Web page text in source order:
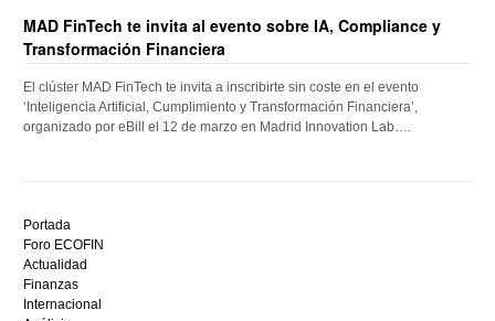
MAD FinTech te invita al evento sobre IA, Compliance y
Transformación Financiera
El clúster MAD FinTech te invita a inscribirte sin coste en el evento
‘Inteligencia Artificial, Cumplimiento y Transformación Financiera’,
organizado por eBill el 12 de marzo en Madrid Innovation Lab….
mejor
bono
sin
depósito
casino
Portada
Foro ECOFIN
Actualidad
Finanzas
Internacional